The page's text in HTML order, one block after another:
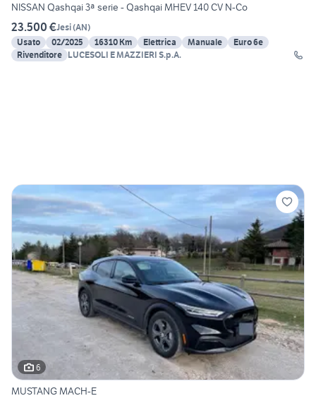
NISSAN Qashqai 3ª serie - Qashqai MHEV 140 CV N-Co
23.500 €Jesi(AN)
Usato
02/2025 16310 Km Elettrica Manuale
Euro 6e
Rivenditore LUCESOLI E MAZZIERI S.p.A.
6
MUSTANG MACH-E